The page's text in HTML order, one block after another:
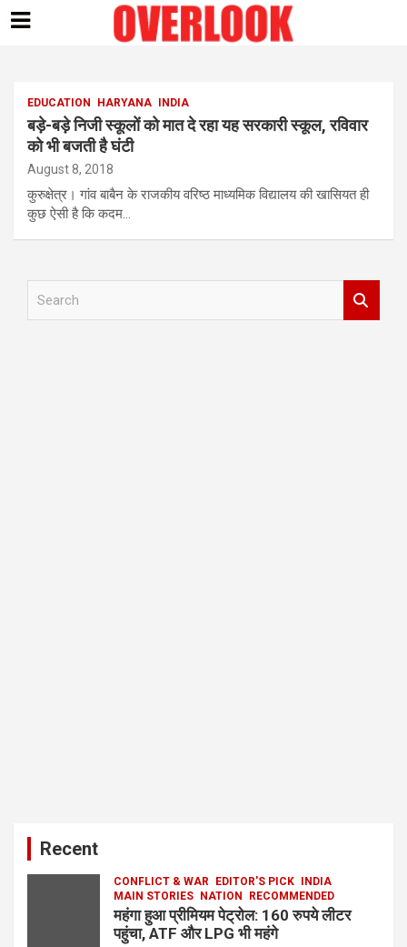
EDUCATION HARYANA INDIA
बड़े-बड़े निजी स्कूलों को मात दे रहा यह सरकारी स्कूल, रविवार
को भी बजती है घंटी
August 8, 2018
कुरुक्षेत्र। गांव बाबैन के राजकीय वरिष्ठ माध्यमिक विद्यालय की खासियत ही
कुछ ऐसी है कि कदम…
Recent
CONFLICT & WAR EDITOR'S PICK
INDIA
MAIN STORIES
NATION RECOMMENDED
महंगा हुआ प्रीमियम पेट्रोल: 160 रुपये लीटर
पहुंचा, ATF और LPG भी महंगे